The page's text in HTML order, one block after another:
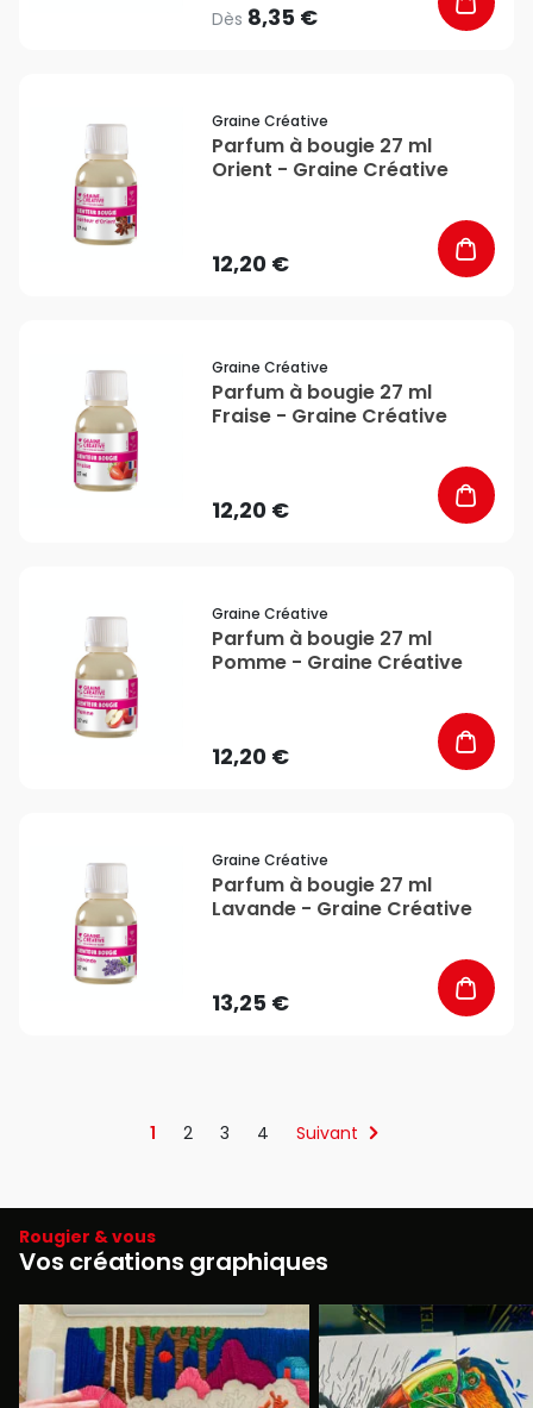
Dès 8,35 €
Graine Créative
Parfum à bougie 27 ml
Orient - Graine Créative
12,20 €
Graine Créative
Parfum à bougie 27 ml
Fraise - Graine Créative
12,20 €
Graine Créative
Parfum à bougie 27 ml
Pomme - Graine Créative
12,20 €
Graine Créative
Parfum à bougie 27 ml
Lavande - Graine Créative
13,25 €
1 2 3 4 Suivant
Rougier & vous
Vos créations graphiques